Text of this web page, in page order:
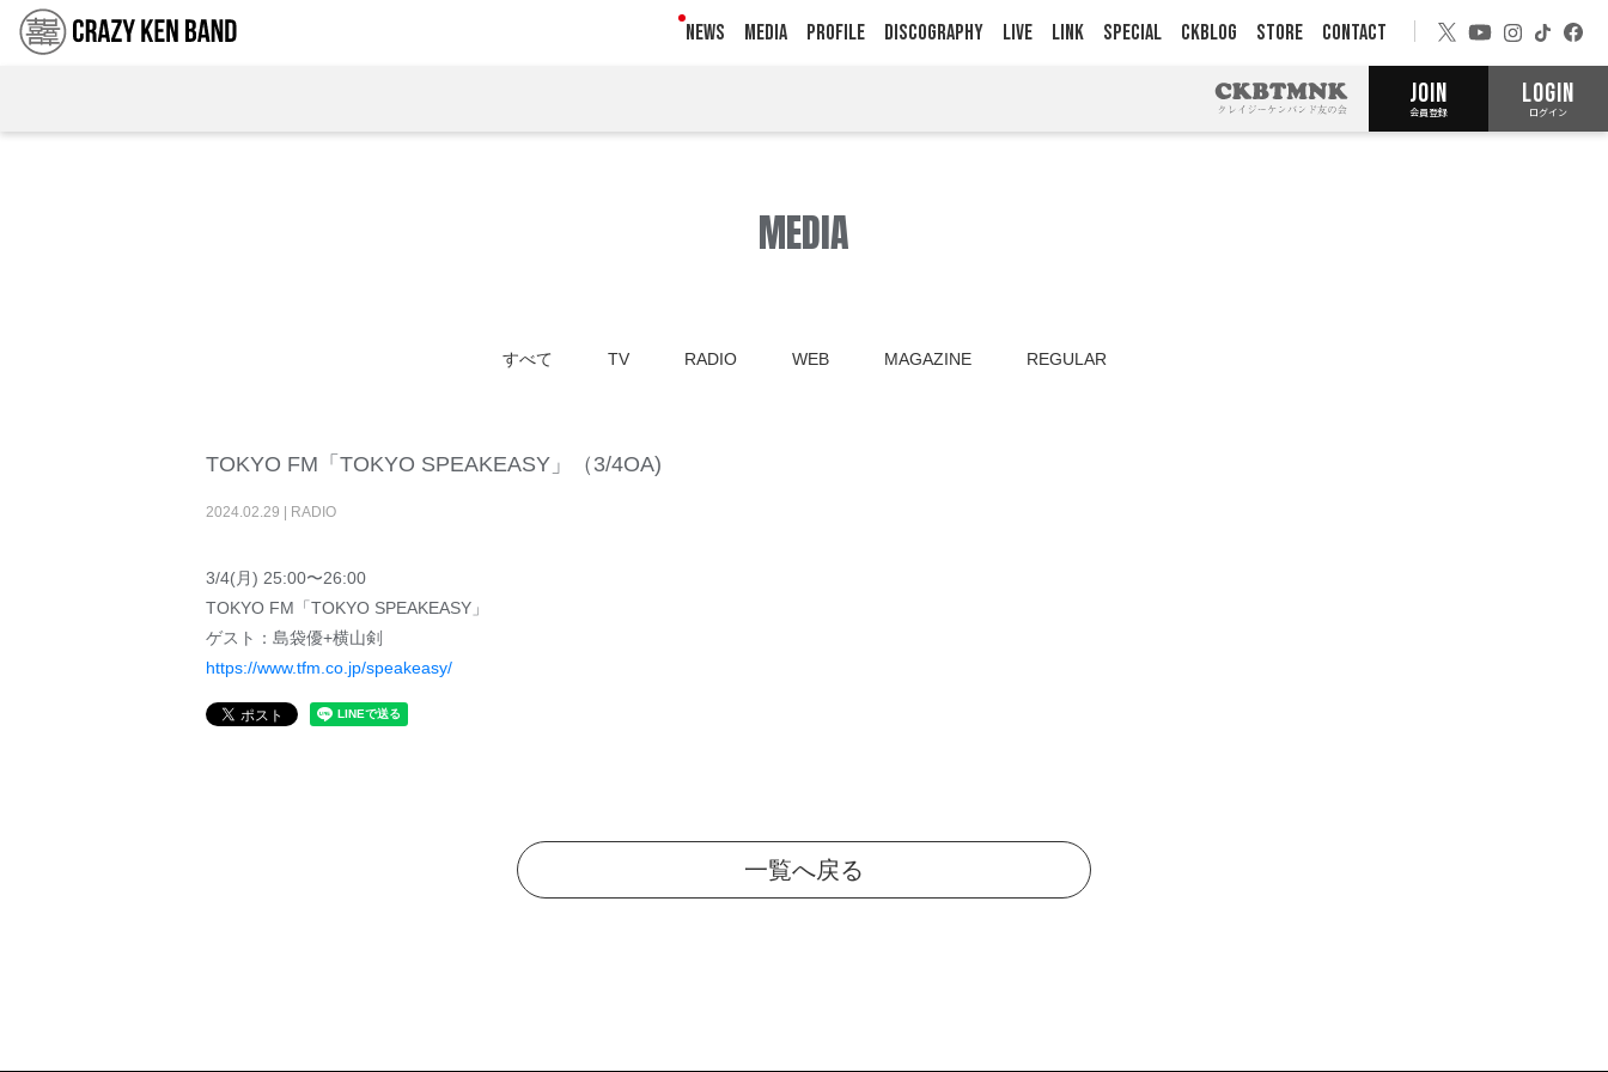
NEWS MEDIA PROFILE DISCOGRAPHY LIVE LINK SPECIAL CKBLOG STORE CONTACT
JOIN
会員登録
LOGIN
ログイン
MEDIA
すべて TV RADIO WEB MAGAZINE REGULAR
TOKYO FM「TOKYO SPEAKEASY」（3/4OA)
2024.02.29 RADIO
3/4(月) 25:00〜26:00
TOKYO FM「TOKYO SPEAKEASY」
ゲスト：島袋優+横山剣
https://www.tfm.co.jp/speakeasy/
一覧へ戻る